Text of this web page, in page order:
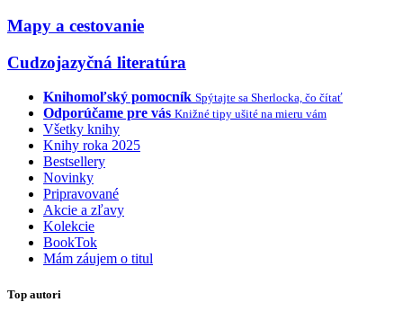
Mapy a cestovanie
Cudzojazyčná literatúra
Knihomoľský pomocník Spýtajte sa Sherlocka, čo čítať
Odporúčame pre vás Knižné tipy ušité na mieru vám
Všetky knihy
Knihy roka 2025
Bestsellery
Novinky
Pripravované
Akcie a zľavy
Kolekcie
BookTok
Mám záujem o titul
Top autori